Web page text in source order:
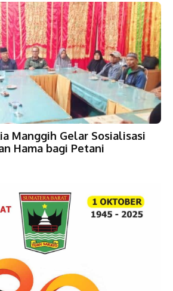
Manggih Gelar Sosialisasi
Hama bagi Petani